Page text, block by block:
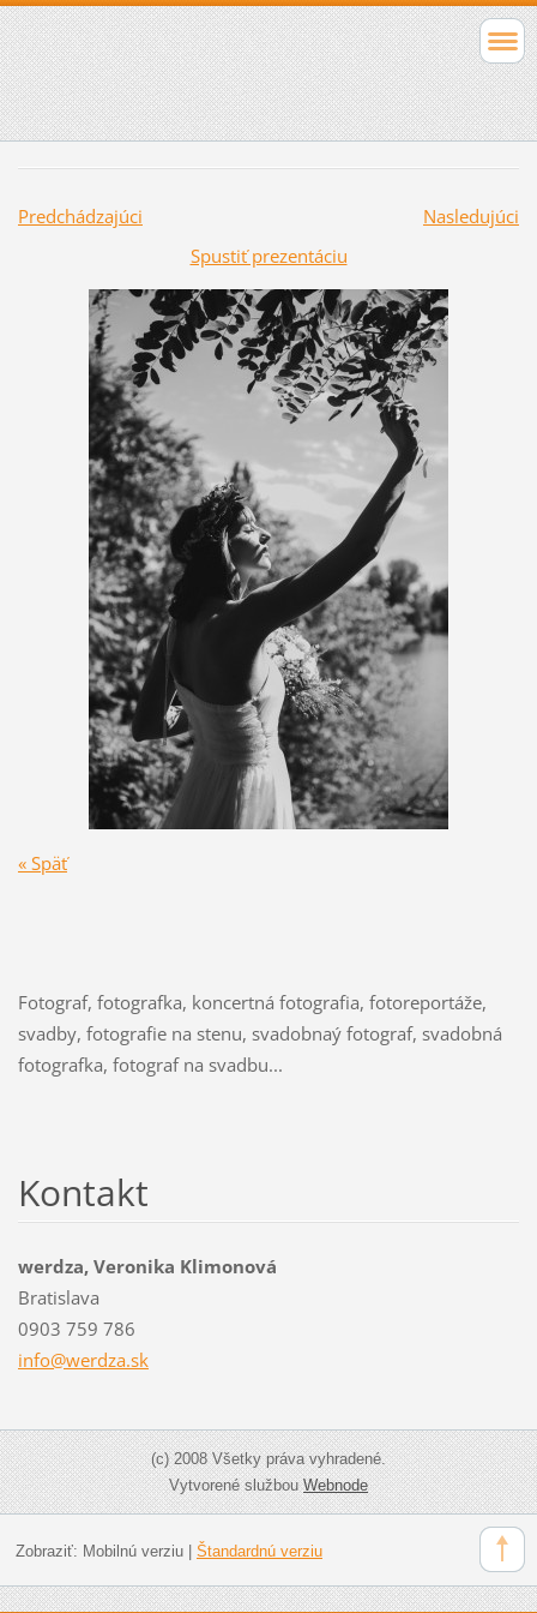
Predchádzajúci
Nasledujúci
Spustiť prezentáciu
« Späť
Fotograf, fotografka, koncertná fotografia, fotoreportáže,
svadby, fotografie na stenu, svadobnaý fotograf, svadobná
fotografka, fotograf na svadbu...
Kontakt
werdza, Veronika Klimonová
Bratislava
0903 759 786
info@werdza.sk
(c) 2008 Všetky práva vyhradené.
Vytvorené službouWebnode
Zobraziť: Mobilnú verziu| Štandardnú verziu